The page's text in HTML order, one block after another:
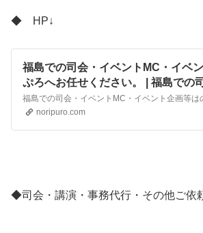
◆ HP↓
福島での司会・イベントMC・イベ
ぷろへお任せください。 | 福島での
MC・イベント企画等はのりぷろへ
noripuro.com
◆司会・講演・事務代行・その他ご依